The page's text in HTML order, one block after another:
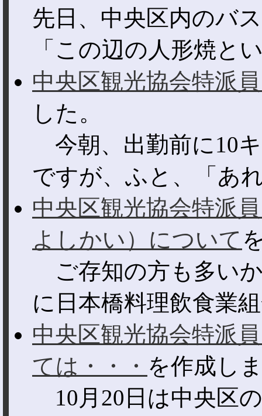
先日、中央区内のバ
「この辺の人形焼と
中央区観光協会特派
した。
今朝、出勤前に10
ですが、ふと、「あ
中央区観光協会特派
よしかい）について
ご存知の方も多い
に日本橋料理飲食業
中央区観光協会特派
ては・・・ を作成し
10月20日は中央区